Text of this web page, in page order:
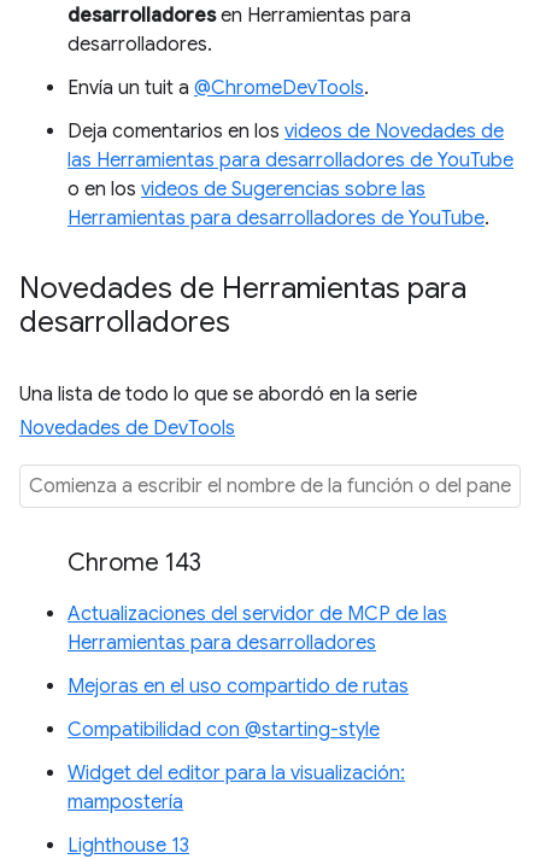
desarrolladoresen Herramientas para
desarrolladores.
Envía un tuit a @ChromeDevTools.
Deja comentarios en los videos de Novedades de
las Herramientas para desarrolladores de YouTube
o en los videos de Sugerencias sobre las
Herramientas para desarrolladores de YouTube.
Novedades de Herramientas para
desarrolladores
Una lista de todo lo que se abordó en la serie
Novedades de DevTools
Chrome 143
Actualizaciones del servidor de MCP de las
Herramientas para desarrolladores
Mejoras en el uso compartido de rutas
Compatibilidad con @starting-style
Widget del editor para la visualización:
mampostería
Lighthouse 13